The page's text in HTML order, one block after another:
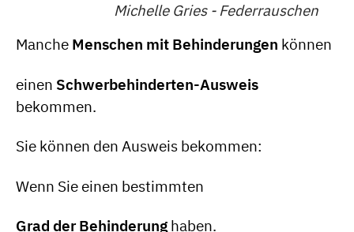
Michelle Gries - Federrauschen
Manche Menschen mit Behinderungen können
einen Schwerbehinderten-Ausweis
bekommen.
Sie können den Ausweis bekommen:
Wenn Sie einen bestimmten
Grad der Behinderung haben.